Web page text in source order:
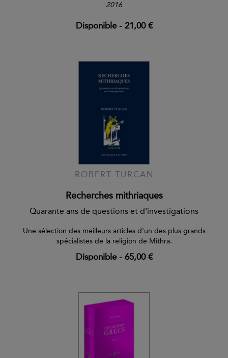
2016
Disponible- 21,00 €
ROBERT TURCAN
Recherches mithriaques
Quarante ans de questions et d'investigations
Une sélection des meilleurs articles d'un des plus grands
spécialistes de la religion de Mithra.
Disponible- 65,00 €